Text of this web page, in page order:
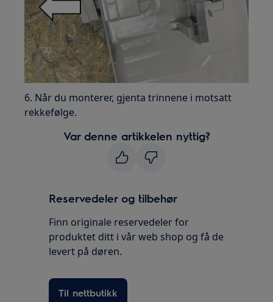
6. Når du monterer, gjenta trinnene i motsatt
rekkefølge.
Var denne artikkelen nyttig?
Reservedeler og tilbehør
Finn originale reservedeler for
produktet ditt i vår web shop og få de
levert på døren.
Til nettbutikk